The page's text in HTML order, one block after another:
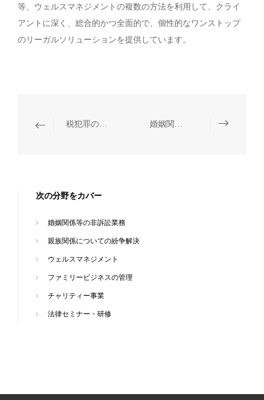
等、ウェルスマネジメントの複数の方法を利用して、クライ
アントに深く、総合的かつ全面的で、個性的なワンストップ
のリーガルソリューションを提供しています。
税犯罪の弁護 婚姻関係等の非訴訟業務
次の分野をカバー
婚姻関係等の非訴訟業務
親族関係についての紛争解決
ウェルスマネジメント
ファミリービジネスの管理
チャリティー事業
法律セミナー・研修